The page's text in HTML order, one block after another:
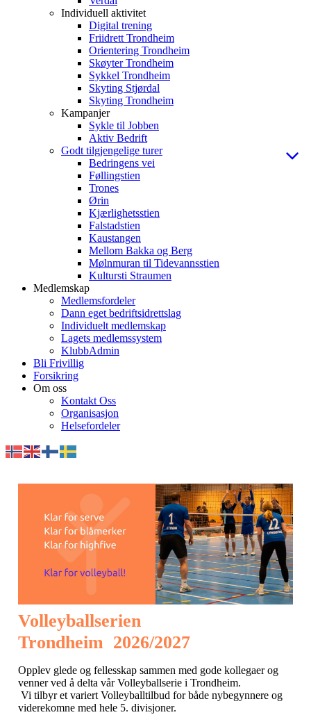
Individuell aktivitet
Digital trening
Friidrett Trondheim
Orientering Trondheim
Skøyter Trondheim
Sykkel Trondheim
Skyting Stjørdal
Skyting Trondheim
Kampanjer
Sykle til Jobben
Aktiv Bedrift
Godt tilgjengelige turer
Bedringens vei
Føllingstien
Trones
Ørin
Kjærlighetsstien
Falstadstien
Kaustangen
Mellom Bakka og Berg
Mølnmuran til Tidevannsstien
Kultursti Straumen
Medlemskap
Medlemsfordeler
Dann eget bedriftsidrettslag
Individuelt medlemskap
Lagets medlemssystem
KlubbAdmin
Bli Frivillig
Forsikring
Om oss
Kontakt Oss
Organisasjon
Helsefordeler
Volleyballserien
Trondheim 2026/2027
Opplev glede og fellesskap sammen med gode kollegaer og
venner ved å delta vår Volleyballserie i Trondheim.
Vi tilbyr et variert Volleyballtilbud for både nybegynnere og
viderekomne med hele 5. divisjoner.